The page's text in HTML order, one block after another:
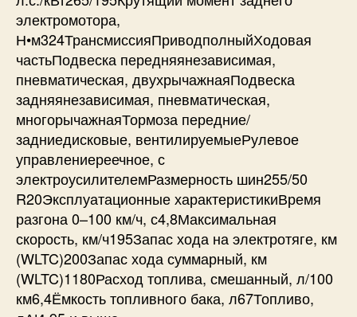
электромотора,
Н•м324ТрансмиссияПриводполныйХодовая
частьПодвеска передняянезависимая,
пневматическая, двухрычажнаяПодвеска
задняянезависимая, пневматическая,
многорычажнаяТормоза передние/
задниедисковые, вентилируемыеРулевое
управлениереечное, с
электроусилителемРазмерность шин255/50
R20Эксплуатационные характеристикиВремя
разгона 0–100 км/ч, с4,8Максимальная
скорость, км/ч195Запас хода на электротяге, км
(WLTC)200Запас хода суммарный, км
(WLTC)1180Расход топлива, смешанный, л/100
км6,4Ёмкость топливного бака, л67Топливо,